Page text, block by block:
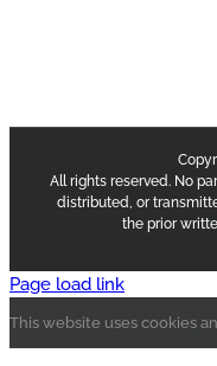
All rights reserved. No
distributed, or
the prior
Page load link
This website uses cookies